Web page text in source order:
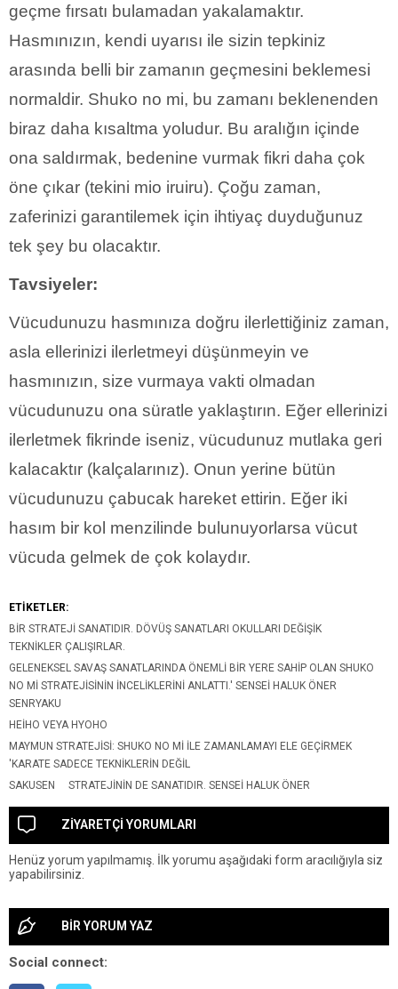
geçme fırsatı bulamadan yakalamaktır.
Hasmınızın, kendi uyarısı ile sizin tepkiniz
arasında belli bir zamanın geçmesini beklemesi
normaldir. Shuko no mi, bu zamanı beklenenden
biraz daha kısaltma yoludur. Bu aralığın içinde
ona saldırmak, bedenine vurmak fikri daha çok
öne çıkar (tekini mio iruiru). Çoğu zaman,
zaferinizi garantilemek için ihtiyaç duyduğunuz
tek şey bu olacaktır.
Tavsiyeler:
Vücudunuzu hasmınıza doğru ilerlettiğiniz zaman,
asla ellerinizi ilerletmeyi düşünmeyin ve
hasmınızın, size vurmaya vakti olmadan
vücudunuzu ona süratle yaklaştırın. Eğer ellerinizi
ilerletmek fikrinde iseniz, vücudunuz mutlaka geri
kalacaktır (kalçalarınız). Onun yerine bütün
vücudunuzu çabucak hareket ettirin. Eğer iki
hasım bir kol menzilinde bulunuyorlarsa vücut
vücuda gelmek de çok kolaydır.
ETİKETLER:
BIR STRATEJI SANATIDIR. DÖVÜŞ SANATLARI OKULLARI DEĞIŞIK
TEKNIKLER ÇALIŞIRLAR.
GELENEKSEL SAVAŞ SANATLARINDA ÖNEMLI BIR YERE SAHIP OLAN SHUKO
NO MI STRATEJISININ INCELIKLERINI ANLATTI.' SENSEI HALUK ÖNER
SENRYAKU
HEIHO VEYA HYOHO
MAYMUN STRATEJISI: SHUKO NO Mİ İLE ZAMANLAMAYI ELE GEÇİRMEK
'KARATE SADECE TEKNIKLERIN DEĞIL
SAKUSEN
STRATEJININ DE SANATIDIR. SENSEI HALUK ÖNER
ZİYARETÇİ YORUMLARI
Henüz yorum yapılmamış. İlk yorumu aşağıdaki form aracılığıyla siz
yapabilirsiniz.
BİR YORUM YAZ
Social connect: